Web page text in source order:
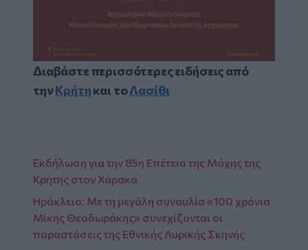
Διαβάστε περισσότερες ειδήσεις από
τηνΚρήτηκαι τοΛασίθι
Εκδήλωση για την 85η Επέτειο της Μάχης της
Κρήτης στον Χάρακα
Ηράκλειο: Με τη μεγάλη συναυλία «100 χρόνια
Μίκης Θεοδωράκης» συνεχίζονται οι
παραστάσεις της Εθνικής Λυρικής Σκηνής